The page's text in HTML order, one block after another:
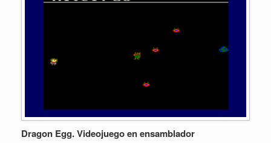
Dragon Egg. Videojuego en ensamblador